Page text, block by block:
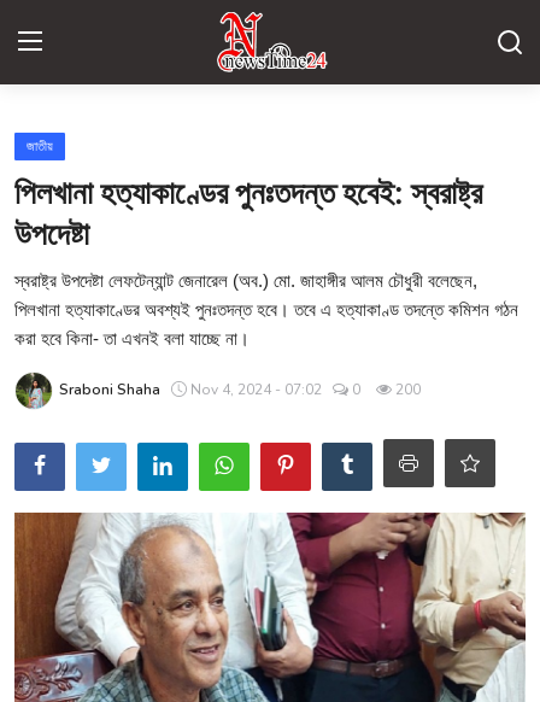
যোগাযোগ
বিশ্ব
মতামত
খেলা
প্রযুক্তি
বিনোদন
লাইফস্টাইল
চাকরি
জাতীয়
পিলখানা হত্যাকাণ্ডের পুনঃতদন্ত হবেই: স্বরাষ্ট্র
উপদেষ্টা
স্বরাষ্ট্র উপদেষ্টা লেফটেন্যান্ট জেনারেল (অব.) মো. জাহাঙ্গীর আলম চৌধুরী বলেছেন,
পিলখানা হত্যাকাণ্ডের অবশ্যই পুনঃতদন্ত হবে। তবে এ হত্যাকাণ্ড তদন্তে কমিশন গঠন
করা হবে কিনা- তা এখনই বলা যাচ্ছে না।
Sraboni Shaha Nov 4, 2024 - 07:02 0 200